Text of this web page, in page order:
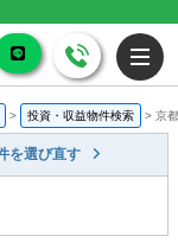
> 投資・収益物件検索 > 京
を選び直す